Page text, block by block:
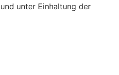
unter Einhal­tung der